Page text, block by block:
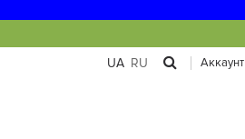
UA RU Аккаунт